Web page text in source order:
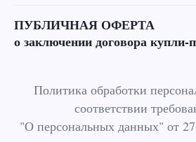
ПУБЛИЧНАЯ ОФЕРТА
о заключении договора купли-
Политика обработки
соответствии
"О персональных данных" от